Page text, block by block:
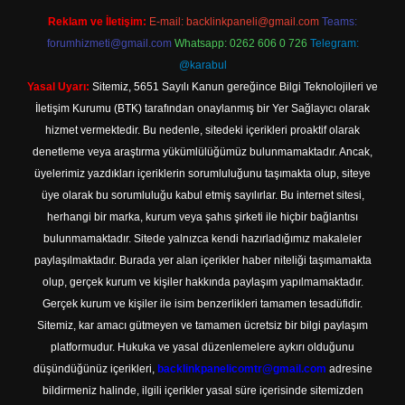
Reklam ve İletişim: E-mail: backlinkpaneli@gmail.com Teams:
forumhizmeti@gmail.com Whatsapp: 0262 606 0 726 Telegram:
@karabul
Yasal Uyarı: Sitemiz, 5651 Sayılı Kanun gereğince Bilgi Teknolojileri ve
İletişim Kurumu (BTK) tarafından onaylanmış bir Yer Sağlayıcı olarak
hizmet vermektedir. Bu nedenle, sitedeki içerikleri proaktif olarak
denetleme veya araştırma yükümlülüğümüz bulunmamaktadır. Ancak,
üyelerimiz yazdıkları içeriklerin sorumluluğunu taşımakta olup, siteye
üye olarak bu sorumluluğu kabul etmiş sayılırlar. Bu internet sitesi,
herhangi bir marka, kurum veya şahıs şirketi ile hiçbir bağlantısı
bulunmamaktadır. Sitede yalnızca kendi hazırladığımız makaleler
paylaşılmaktadır. Burada yer alan içerikler haber niteliği taşımamakta
olup, gerçek kurum ve kişiler hakkında paylaşım yapılmamaktadır.
Gerçek kurum ve kişiler ile isim benzerlikleri tamamen tesadüfidir.
Sitemiz, kar amacı gütmeyen ve tamamen ücretsiz bir bilgi paylaşım
platformudur. Hukuka ve yasal düzenlemelere aykırı olduğunu
düşündüğünüz içerikleri, backlinkpanelicomtr@gmail.com adresine
bildirmeniz halinde, ilgili içerikler yasal süre içerisinde sitemizden